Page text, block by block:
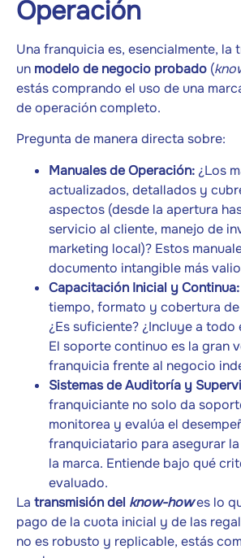
Operación
Una franquicia es, esencialmente, la
un modelo de negocio probado (
estás comprando el uso de una
de operación completo.
Pregunta de manera directa sobre:
Manuales de Operación: ¿Los
actualizados, detallados y
aspectos (desde la apertura
servicio al cliente, manejo de
marketing local)? Estos
documento intangible más
Capacitación Inicial y Continua:
tiempo, formato y cobertura
¿Es suficiente? ¿Incluye a todo
El soporte continuo es la gran
franquicia frente al negocio
Sistemas de Auditoría y
franquiciante no solo da
monitorea y evalúa el
franquiciatario para asegurar
la marca. Entiende bajo qué
evaluado.
La transmisión del know-howes lo
pago de la cuota inicial y de las
no es robusto y replicable, estás